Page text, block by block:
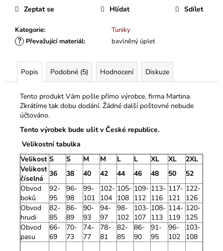
Kategorie: Tuniky
? Převažující materiál: bavlněný úplet
Zeptat se Hlídat Sdílet
Popis Podobné (5) Hodnocení Diskuze
Tento produkt Vám pošle přímo výrobce, firma Martina.
Zkrátíme tak dobu dodání. Žádné další poštovné nebude
účtováno.
Tento výrobek bude ušit v České republice.
Velikostní tabulka
Velikost S S M M L L XL XL
2XL
Velikost
číselná
36 38 40 42 44 46 48 50
52
Obvod
boků
92-
95
96-
98
99-
101
102-
104
105-
108
109-
112
113-
116
117-
121
122-
126
Obvod
hrudi
82-
85
86-
89
90-
93
94-
97
98-
102
103-
107
108-
113
114-
119
120-
125
Obvod
pasu
66-
69
70-
73
74-
77
78-
81
82-
85
86-
90
91-
95
96-
102
103-
108